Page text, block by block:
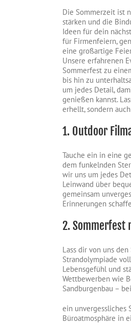
Die Sommerzeit ist
stärken und die
Ideen für dein
für Firmenfeiern,
eine großartige
Unsere erfahrenen
Sommerfest zu
bis hin zu
um jedes Detail,
genießen kannst.
erhellt, sondern
1. Outdoor
Tauche ein in eine
dem funkelnden
wir uns um jedes
Leinwand über
gemeinsam
Erinnerungen
2. Sommerfest
Lass dir von uns
Strandolympiade
Lebensgefühl und
Wettbewerben wie
Sandburgenbau –
ein unvergessliches
Büroatmosphäre in